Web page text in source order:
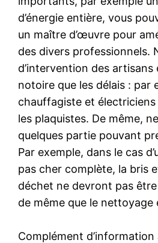
d’énergie entière, vous
un maître d’œuvre pour
des divers professionnels.
d’intervention des artisans
notoire que les délais : par
chauffagiste et
les plaquistes. De même,
quelques partie pouvant
Par exemple, dans le cas
pas cher complète, la bris
déchet ne devront pas
de même que le nettoyage
Complément